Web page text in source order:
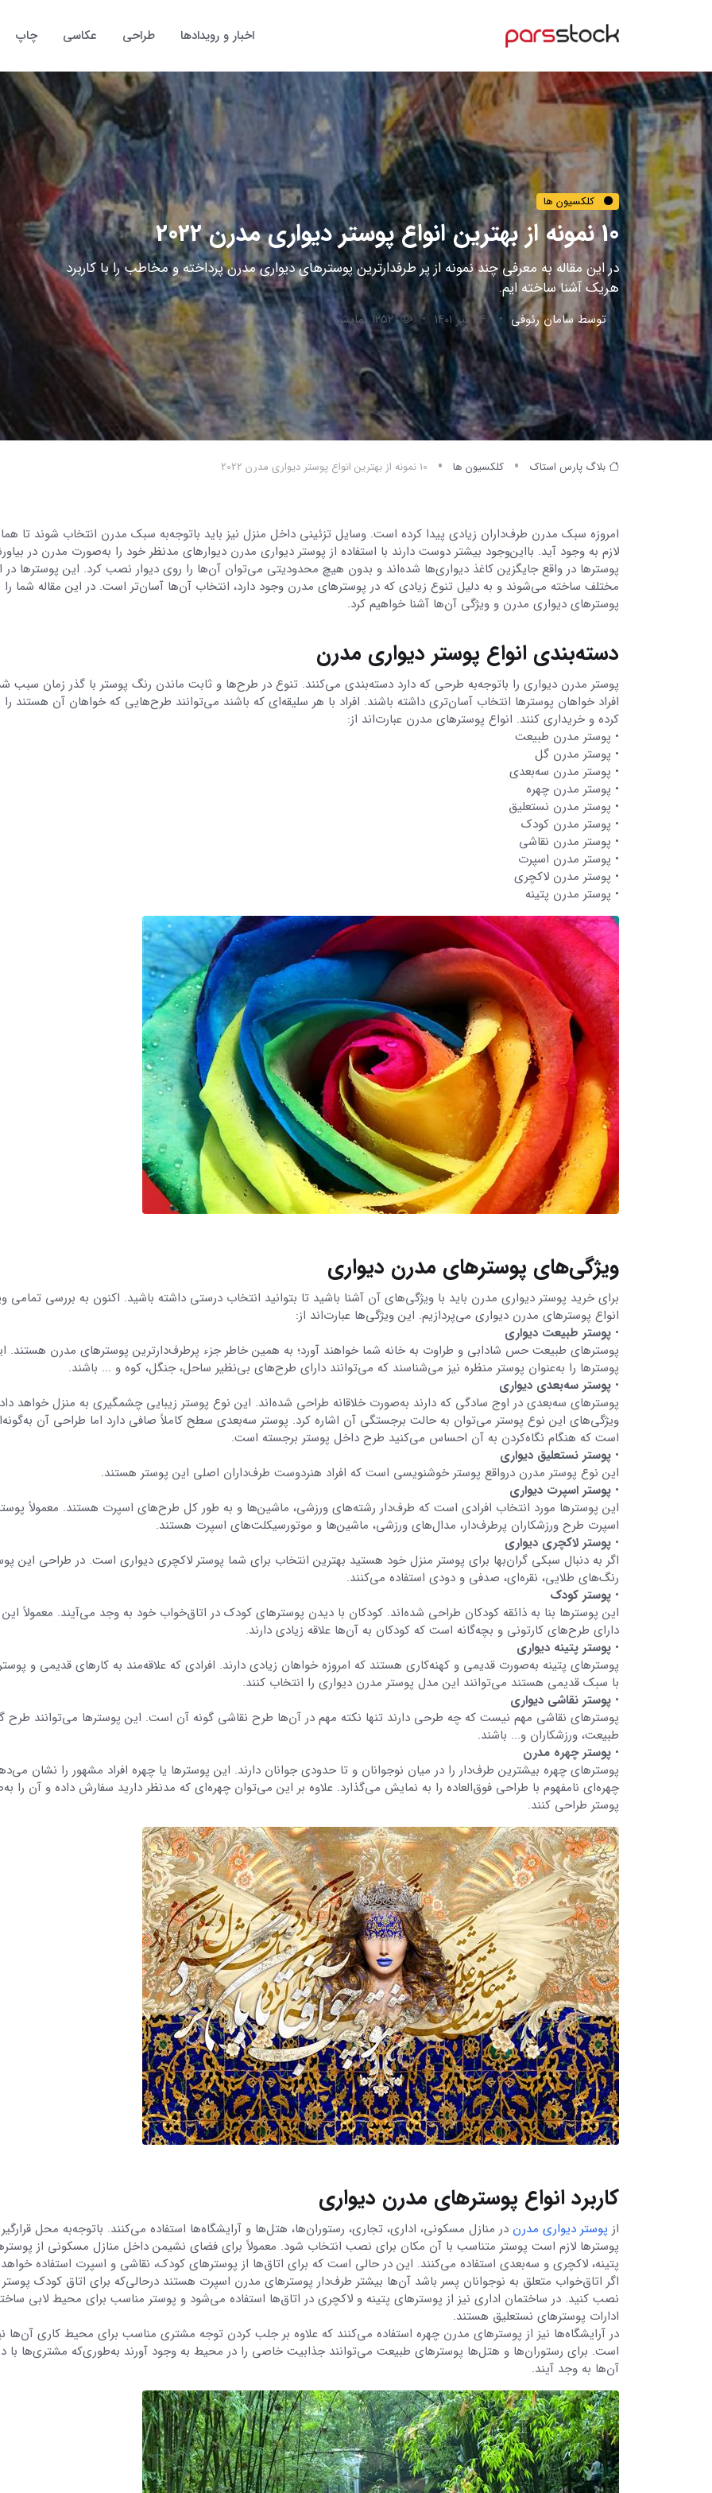
اخبار و رویدادها طراحی عکاسی چاپ
کلکسیون ها
10 نمونه از بهترین انواع پوستر دیواری مدرن 2022
در این مقاله به معرفی چند نمونه از پر طرفدارترین پوسترهای دیواری مدرن پرداخته و مخاطب را با کاربرد
هریک آشنا ساخته ایم.
توسطسامان رئوفی 24 تیر 1401 1252 نمایش
بلاگ پارس استاک کلکسیون ها 10 نمونه از بهترین انواع پوستر دیواری مدرن 2022
امروزه سبک مدرن طرف‌داران زیادی پیدا کرده است. وسایل تزئینی داخل منزل نیز باید باتوجه‌به سبک مدرن انتخاب شوند تا
لازم به وجود آید. بااین‌وجود بیشتر دوست دارند با استفاده از پوستر دیواری مدرن دیوارهای مدنظر خود را به‌صورت مدرن در
پوسترها در واقع جایگزین کاغذ دیواری‌ها شده‌اند و بدون هیچ محدودیتی می‌توان آن‌ها را روی دیوار نصب کرد. این پوسترها در
مختلف ساخته می‌شوند و به دلیل تنوع زیادی که در پوسترهای مدرن وجود دارد، انتخاب آن‌ها آسان‌تر است. در این مقاله شما را
پوسترهای دیواری مدرن و ویژگی آن‌ها آشنا خواهیم کرد.
دسته‌بندی انواع پوستر دیواری مدرن
پوستر مدرن دیواری را باتوجه‌به طرحی که دارد دسته‌بندی می‌کنند. تنوع در طرح‌ها و ثابت ماندن رنگ پوستر با گذر زمان سبب
افراد خواهان پوسترها انتخاب آسان‌تری داشته باشند. افراد با هر سلیقه‌ای که باشند می‌توانند طرح‌هایی که خواهان آن هستند را
کرده و خریداری کنند. انواع پوسترهای مدرن عبارت‌اند از:
• پوستر مدرن طبیعت
• پوستر مدرن گل
• پوستر مدرن سه‌بعدی
• پوستر مدرن چهره
• پوستر مدرن نستعلیق
• پوستر مدرن کودک
• پوستر مدرن نقاشی
• پوستر مدرن اسپرت
• پوستر مدرن لاکچری
• پوستر مدرن پتینه
ویژگی‌های پوسترهای مدرن دیواری
برای خرید پوستر دیواری مدرن باید با ویژگی‌های آن آشنا باشید تا بتوانید انتخاب درستی داشته باشید. اکنون به بررسی تمامی
انواع پوسترهای مدرن دیواری می‌پردازیم. این ویژگی‌ها عبارت‌اند از:
• پوستر طبیعت دیواری
پوسترهای طبیعت حس شادابی و طراوت به خانه شما خواهند آورد؛ به همین خاطر جزء پرطرف‌دارترین پوسترهای مدرن هستند.
پوسترها را به‌عنوان پوستر منظره نیز می‌شناسند که می‌توانند دارای طرح‌های بی‌نظیر ساحل، جنگل، کوه و ... باشند.
• پوستر سه‌بعدی دیواری
پوسترهای سه‌بعدی در اوج سادگی که دارند به‌صورت خلاقانه طراحی شده‌اند. این نوع پوستر زیبایی چشمگیری به منزل خواهد
ویژگی‌های این نوع پوستر می‌توان به حالت برجستگی آن اشاره کرد. پوستر سه‌بعدی سطح کاملاً صافی دارد اما طراحی آن
است که هنگام نگاه‌کردن به آن احساس می‌کنید طرح داخل پوستر برجسته است.
• پوستر نستعلیق دیواری
این نوع پوستر مدرن درواقع پوستر خوشنویسی است که افراد هنردوست طرف‌داران اصلی این پوستر هستند.
• پوستر اسپرت دیواری
این پوسترها مورد انتخاب افرادی است که طرف‌دار رشته‌های ورزشی، ماشین‌ها و به طور کل طرح‌های اسپرت هستند. معمولاً
اسپرت طرح ورزشکاران پرطرف‌دار، مدال‌های ورزشی، ماشین‌ها و موتورسیکلت‌های اسپرت هستند.
• پوستر لاکچری دیواری
اگر به دنبال سبکی گران‌بها برای پوستر منزل خود هستید بهترین انتخاب برای شما پوستر لاکچری دیواری است. در طراحی این
رنگ‌های طلایی، نقره‌ای، صدفی و دودی استفاده می‌کنند.
• پوستر کودک
این پوسترها بنا به ذائقه کودکان طراحی شده‌اند. کودکان با دیدن پوسترهای کودک در اتاق‌خواب خود به وجد می‌آیند. معمولاً این
دارای طرح‌های کارتونی و بچه‌گانه است که کودکان به آن‌ها علاقه زیادی دارند.
• پوستر پتینه دیواری
پوسترهای پتینه به‌صورت قدیمی و کهنه‌کاری هستند که امروزه خواهان زیادی دارند. افرادی که علاقه‌مند به کارهای قدیمی و
با سبک قدیمی هستند می‌توانند این مدل پوستر مدرن دیواری را انتخاب کنند.
• پوستر نقاشی دیواری
پوسترهای نقاشی مهم نیست که چه طرحی دارند تنها نکته مهم در آن‌ها طرح نقاشی گونه آن است. این پوسترها می‌توانند طرح
طبیعت، ورزشکاران و... باشند.
• پوستر چهره مدرن
پوسترهای چهره بیشترین طرف‌دار را در میان نوجوانان و تا حدودی جوانان دارند. این پوسترها یا چهره افراد مشهور را نشان
چهره‌ای نامفهوم با طراحی فوق‌العاده را به نمایش می‌گذارد. علاوه بر این می‌توان چهره‌ای که مدنظر دارید سفارش داده و آن را
پوستر طراحی کنند.
کاربرد انواع پوسترهای مدرن دیواری
از پوستر دیواری مدرن در منازل مسکونی، اداری، تجاری، رستوران‌ها، هتل‌ها و آرایشگاه‌ها استفاده می‌کنند. باتوجه‌به محل
پوسترها لازم است پوستر متناسب با آن مکان برای نصب انتخاب شود. معمولاً برای فضای نشیمن داخل منازل مسکونی از
پتینه، لاکچری و سه‌بعدی استفاده می‌کنند. این در حالی است که برای اتاق‌ها از پوسترهای کودک، نقاشی و اسپرت استفاده
اگر اتاق‌خواب متعلق به نوجوانان پسر باشد آن‌ها بیشتر طرف‌دار پوسترهای مدرن اسپرت هستند درحالی‌که برای اتاق کودک
نصب کنید. در ساختمان اداری نیز از پوسترهای پتینه و لاکچری در اتاق‌ها استفاده می‌شود و پوستر مناسب برای محیط لابی
ادارات پوسترهای نستعلیق هستند.
در آرایشگاه‌ها نیز از پوسترهای مدرن چهره استفاده می‌کنند که علاوه بر جلب کردن توجه مشتری مناسب برای محیط کاری آن‌ها
است. برای رستوران‌ها و هتل‌ها پوسترهای طبیعت می‌توانند جذابیت خاصی را در محیط به وجود آورند به‌طوری‌که مشتری‌ها با
آن‌ها به وجد آیند.
بازاریابی